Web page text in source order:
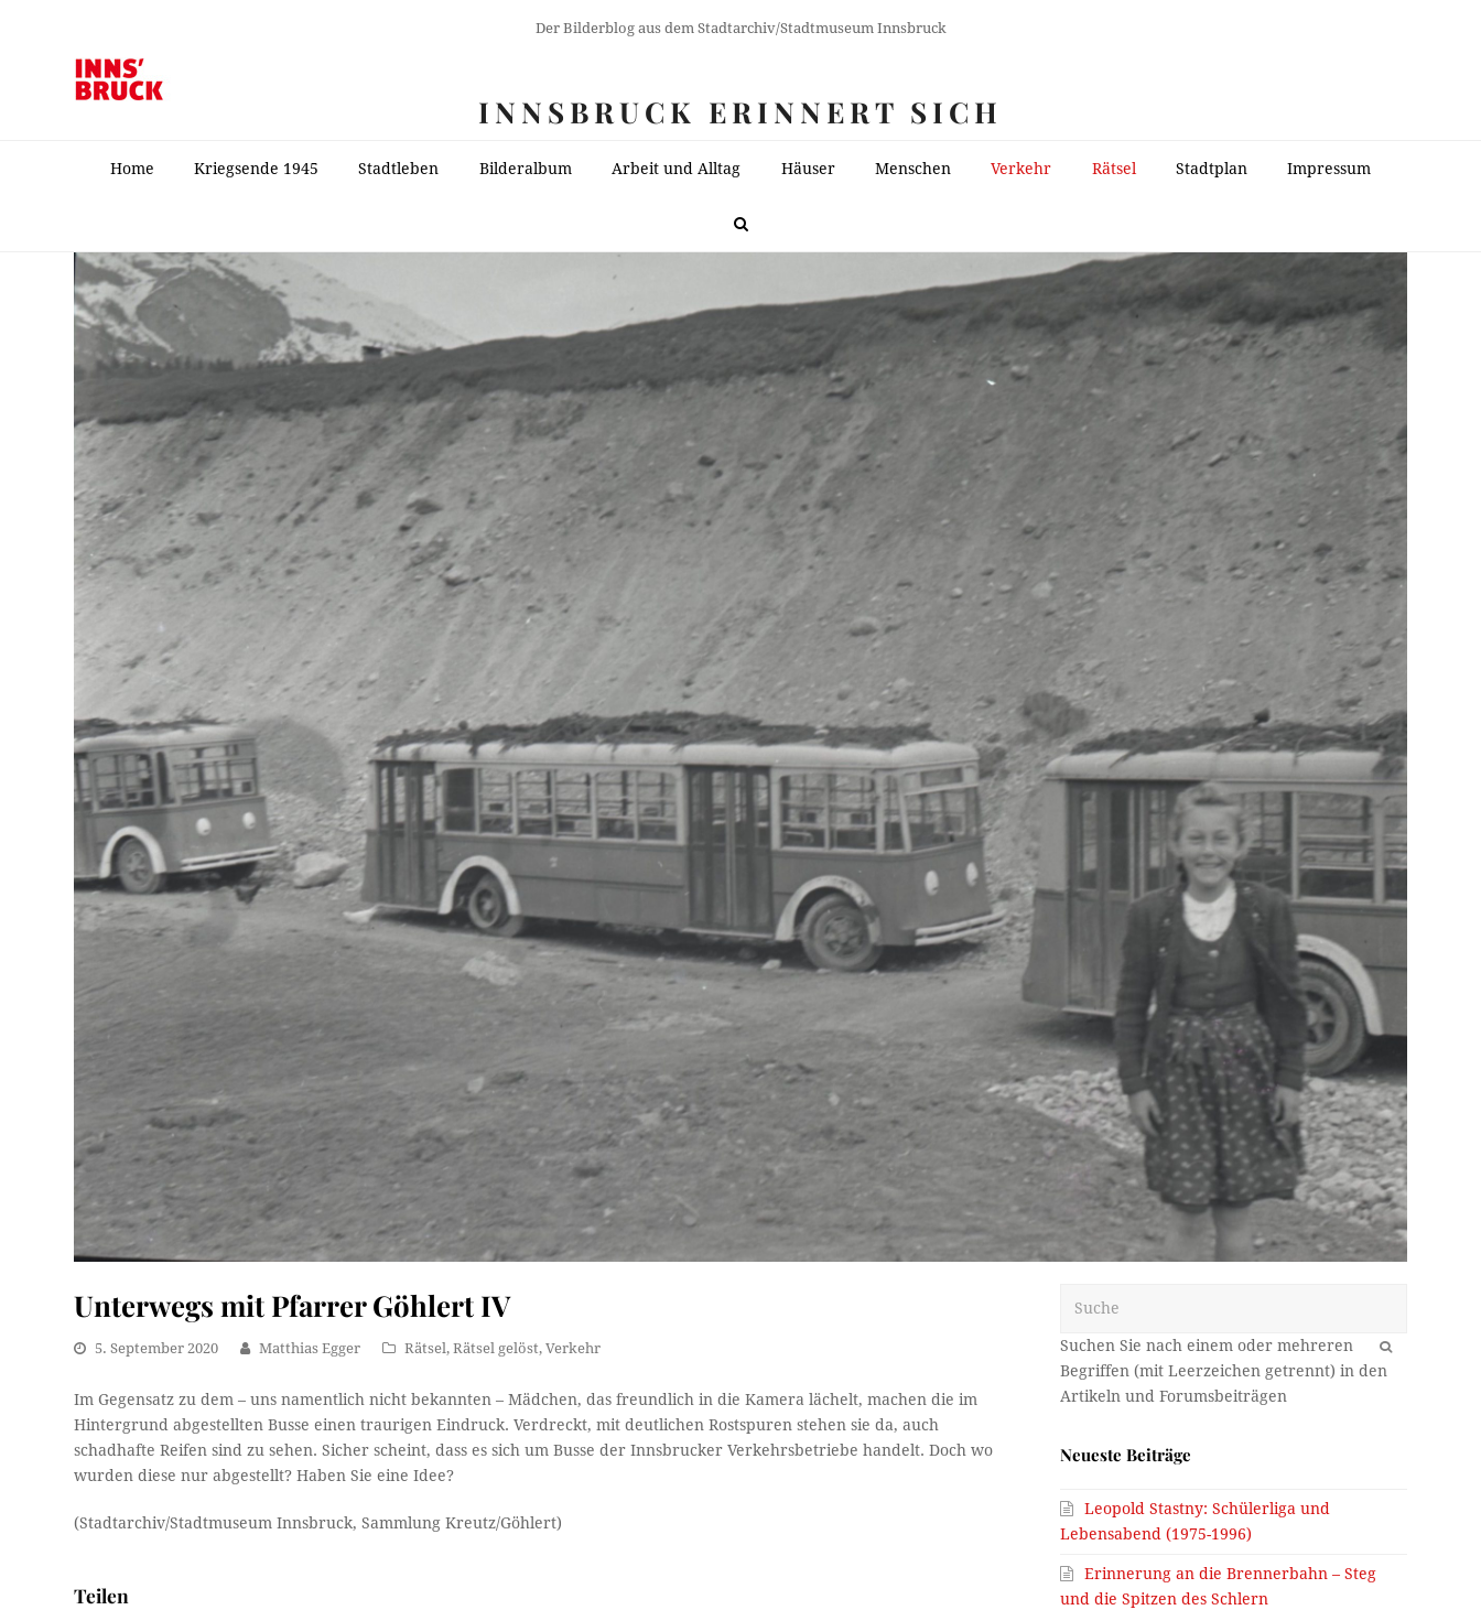
Der Bilderblog aus dem Stadtarchiv/Stadtmuseum Innsbruck
INNSBRUCK ERINNERT SICH
Home Kriegsende 1945 Stadtleben Bilderalbum Arbeit und Alltag Häuser Menschen Verkehr Rätsel Stadtplan Impressum
Unterwegs mit Pfarrer Göhlert IV
5. September 2020 Matthias Egger Rätsel,Rätsel gelöst,Verkehr
Im Gegensatz zu dem – uns namentlich nicht bekannten – Mädchen, das freundlich in die Kamera lächelt, machen die im
Hintergrund abgestellten Busse einen traurigen Eindruck. Verdreckt, mit deutlichen Rostspuren stehen sie da, auch
schadhafte Reifen sind zu sehen. Sicher scheint, dass es sich um Busse der Innsbrucker Verkehrsbetriebe handelt. Doch wo
wurden diese nur abgestellt? Haben Sie eine Idee?
(Stadtarchiv/Stadtmuseum Innsbruck, Sammlung Kreutz/Göhlert)
Teilen
OK
Neueste Beiträge
Leopold Stastny: Schülerliga und
Lebensabend (1975-1996)
Erinnerung an die Brennerbahn – Steg
und die Spitzen des Schlern